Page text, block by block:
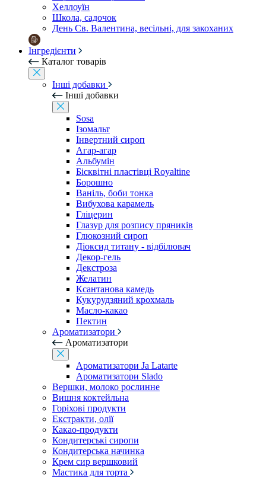
Хеллоуїн
Школа, садочок
День Св. Валентина, весільні, для закоханих
Інгредієнти
Каталог товарів
Інші добавки
Інші добавки
Sosa
Ізомальт
Інвертний сироп
Агар-агар
Альбумін
Бісквітні пластівці Royaltine
Борошно
Ваніль, боби тонка
Вибухова карамель
Гліцерин
Глазур для розпису пряників
Глюкозний сироп
Діоксид титану - відбілювач
Декор-гель
Декстроза
Желатин
Ксантанова камедь
Кукурудзяний крохмаль
Масло-какао
Пектин
Ароматизатори
Ароматизатори
Ароматизатори Ja Latarte
Ароматизатори Slado
Вершки, молоко рослинне
Вишня коктейльна
Горіхові продукти
Екстракти, олії
Какао-продукти
Кондитерські сиропи
Кондитерська начинка
Крем сир вершковий
Мастика для торта